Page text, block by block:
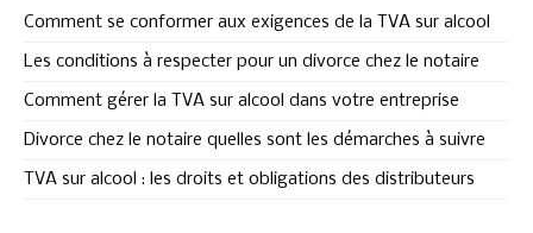
Comment se conformer aux exigences de la TVA sur alcool
Les conditions à respecter pour un divorce chez le notaire
Comment gérer la TVA sur alcool dans votre entreprise
Divorce chez le notaire quelles sont les démarches à suivre
TVA sur alcool : les droits et obligations des distributeurs